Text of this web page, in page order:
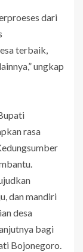
dari
terbaik,
ungkap
rasa
dan mandiri
desa
bagi
Bojonegoro.